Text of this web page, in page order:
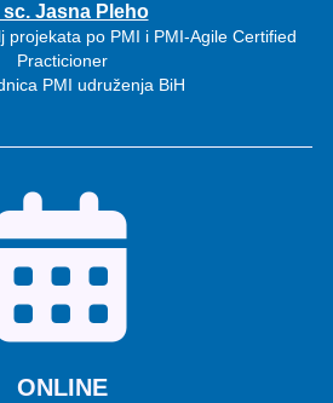
sc. Jasna Pleho
projekata po PMI i PMI-Agile Certified
Practicioner
PMI udruženja BiH
ONLINE